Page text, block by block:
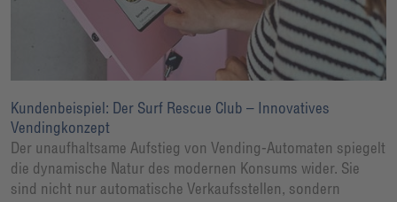
Kundenbeispiel: Der Surf Rescue Club – Innovatives
Vendingkonzept
Der unaufhaltsame Aufstieg von Vending-Automaten spiegelt
die dynamische Natur des modernen Konsums wider. Sie
sind nicht nur automatische Verkaufsstellen, sondern